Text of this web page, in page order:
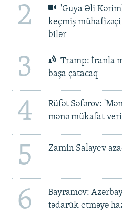
2
'Guya Əli
keçmiş
bilər
3
Tramp: İranla
başa çatacaq
4
Rüfət Səfərov:
mənə mükafat
5 Zamin Salayev
6
Bayramov:
tədarük etməyə